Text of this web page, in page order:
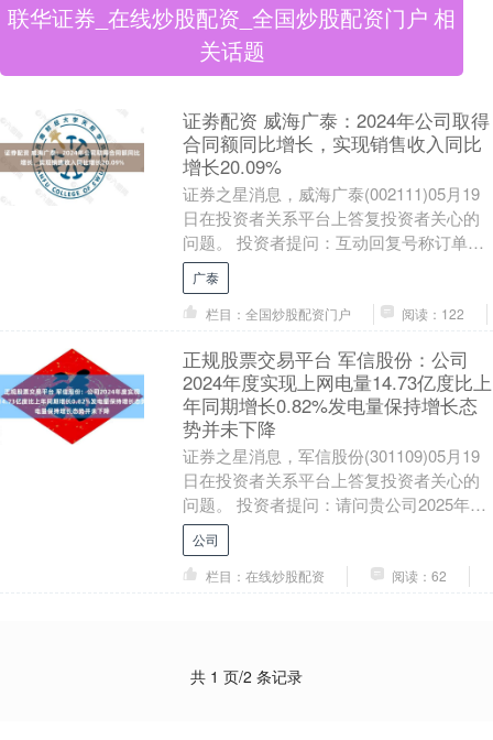
联华证券_在线炒股配资_全国炒股配资门户 相
关话题
证劵配资 威海广泰：2024年公司取得
合同额同比增长，实现销售收入同比
增长20.09%
证券之星消息，威海广泰(002111)05月19
日在投资者关系平台上答复投资者关心的
问题。 投资者提问：互动回复号称订单饱
满，一年下来，利润下滑严重，是不是涉
嫌....
广泰
栏目：全国炒股配资门户
阅读：122
正规股票交易平台 军信股份：公司
2024年度实现上网电量14.73亿度比上
年同期增长0.82%发电量保持增长态
势并未下降
证券之星消息，军信股份(301109)05月19
日在投资者关系平台上答复投资者关心的
问题。 投资者提问：请问贵公司2025年财
报收入列示主要的发电收入为何同比减....
公司
栏目：在线炒股配资
阅读：62
共 1 页/2 条记录